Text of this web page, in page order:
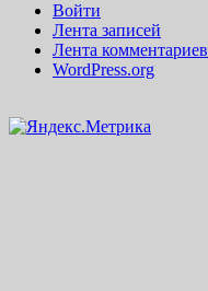
Войти
Лента записей
Лента комментариев
WordPress.org